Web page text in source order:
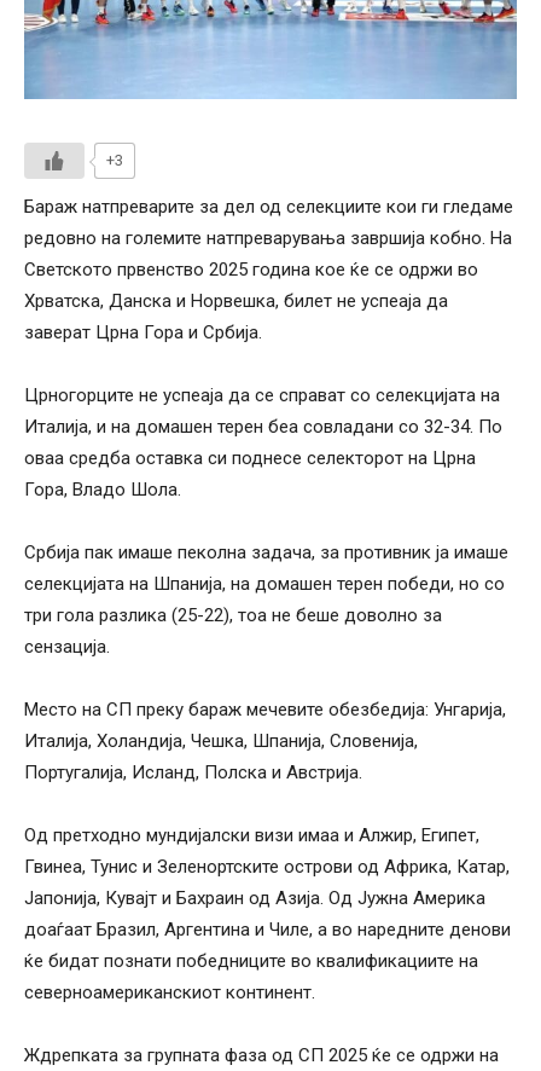
+3
Бараж натпреварите за дел од селекциите кои ги гледаме
редовно на големите натпреварувања завршија кобно. На
Светското првенство 2025 година кое ќе се одржи во
Хрватска, Данска и Норвешка, билет не успеаја да
заверат Црна Гора и Србија.
Црногорците не успеаја да се справат со селекцијата на
Италија, и на домашен терен беа совладани со 32-34. По
оваа средба оставка си поднесе селекторот на Црна
Гора, Владо Шола.
Србија пак имаше пеколна задача, за противник ја имаше
селекцијата на Шпанија, на домашен терен победи, но со
три гола разлика (25-22), тоа не беше доволно за
сензација.
Место на СП преку бараж мечевите обезбедија: Унгарија,
Италија, Холандија, Чешка, Шпанија, Словенија,
Португалија, Исланд, Полска и Австрија.
Од претходно мундијалски визи имаа и Алжир, Египет,
Гвинеа, Тунис и Зеленортските острови од Африка, Катар,
Јапонија, Кувајт и Бахраин од Азија. Од Јужна Америка
доаѓаат Бразил, Аргентина и Чиле, а во наредните денови
ќе бидат познати победниците во квалификациите на
северноамериканскиот континент.
Ждрепката за групната фаза од СП 2025 ќе се одржи на